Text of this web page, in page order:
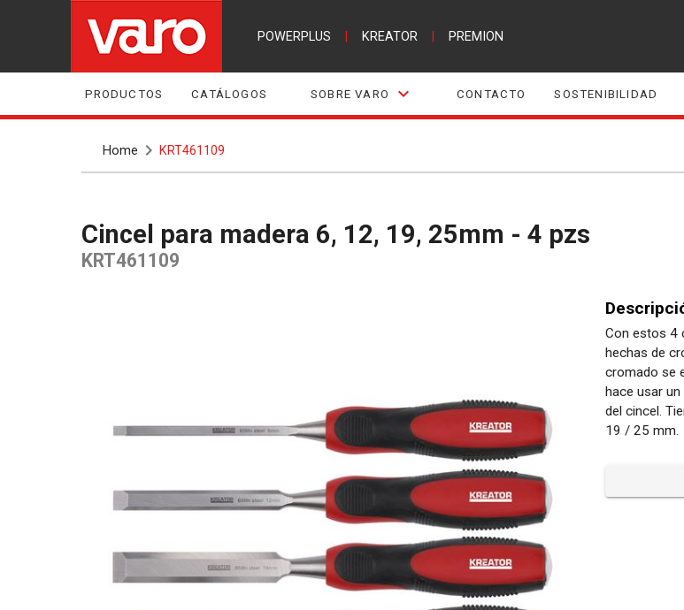
POWERPLUS KREATOR PREMION
PRODUCTOS CATÁLOGOS SOBRE VARO CONTACTO SOSTENIBILIDAD
Home KRT461109
Cincel para madera 6, 12, 19, 25mm - 4 pzs
KRT461109
Con estos 4
hechas de
cromado se
hace usar
del cincel.
19 / 25 mm.